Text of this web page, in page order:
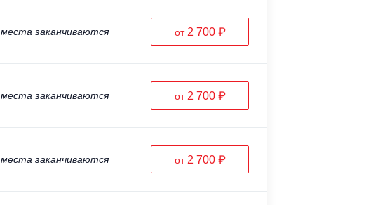
места заканчиваются от 2 700 ₽
места заканчиваются от 2 700 ₽
места заканчиваются от 2 700 ₽